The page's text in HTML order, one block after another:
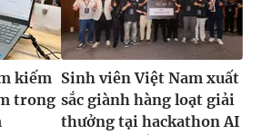
kiếm
trong
Sinh viên Việt Nam xuất
sắc giành hàng loạt giải
thưởng tại hackathon AI